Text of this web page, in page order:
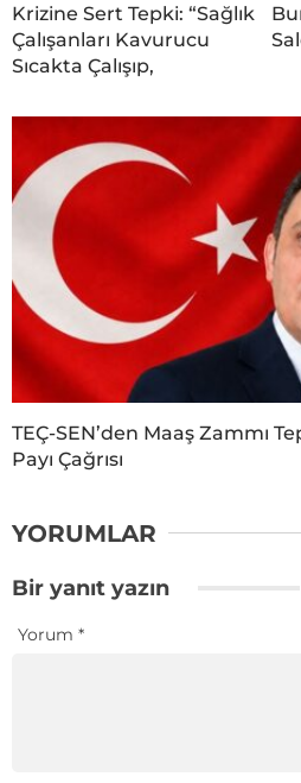
Krizine Sert Tepki: “Sağlık
Çalışanları Kavurucu
Sıcakta Çalışıp,
TEÇ-SEN’den Maaş Zammı
Payı Çağrısı
YORUMLAR
Bir yanıt yazın
Yorum *